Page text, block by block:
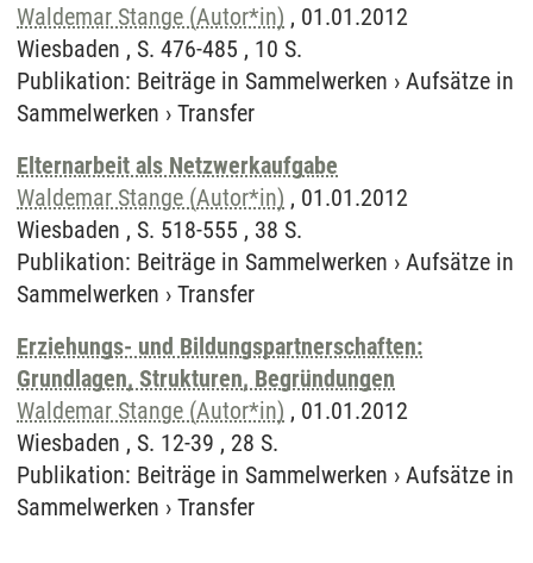
Waldemar Stange (Autor*in) , 01.01.2012
Wiesbaden , S. 476-485 , 10 S.
Publikation: Beiträge in Sammelwerken › Aufsätze in
Sammelwerken › Transfer
Elternarbeit als Netzwerkaufgabe
Waldemar Stange (Autor*in) , 01.01.2012
Wiesbaden , S. 518-555 , 38 S.
Publikation: Beiträge in Sammelwerken › Aufsätze in
Sammelwerken › Transfer
Erziehungs- und Bildungspartnerschaften:
Grundlagen, Strukturen, Begründungen
Waldemar Stange (Autor*in) , 01.01.2012
Wiesbaden , S. 12-39 , 28 S.
Publikation: Beiträge in Sammelwerken › Aufsätze in
Sammelwerken › Transfer